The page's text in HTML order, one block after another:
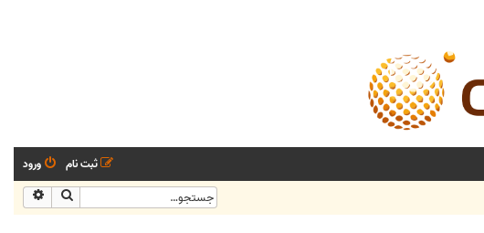
ورود
ثبت نام
جستجو